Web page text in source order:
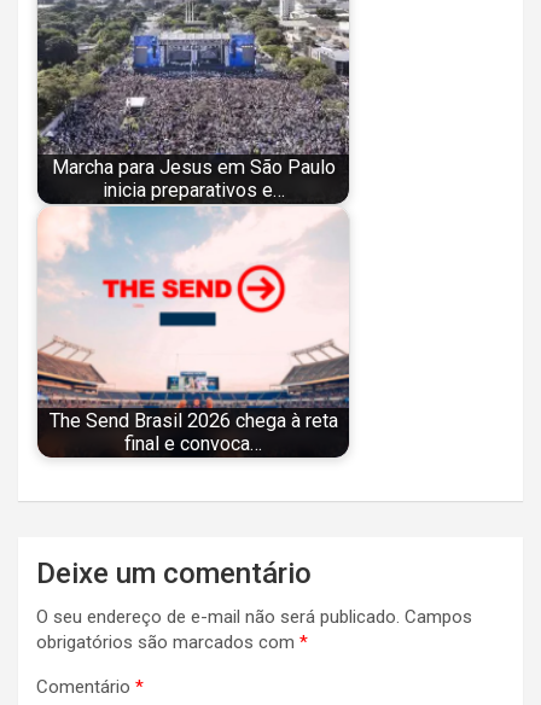
Marcha para Jesus em São Paulo
inicia preparativos e…
The Send Brasil 2026 chega à reta
final e convoca…
Navegação
de
Post
Deixe um comentário
O seu endereço de e-mail não será publicado. Campos
obrigatórios são marcados com *
Comentário *